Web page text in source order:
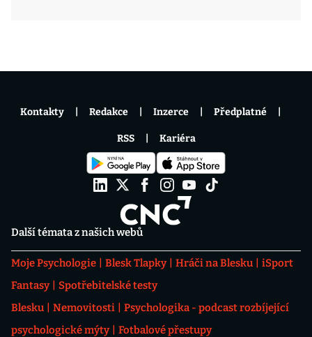
Další témata z našich webů
Moje Psychologie Blesk Tlapky Hráči na Blesku
iSport
Fantasy
Spotřebitelské testy
Blesku
Nemovitosti
Psychologika - podcast rozbíjející
psychologické mýty
Fotbalové přestupy
Kontakty Redakce Inzerce Předplatné
RSS Kariéra